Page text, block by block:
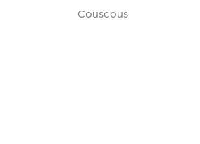
Couscous